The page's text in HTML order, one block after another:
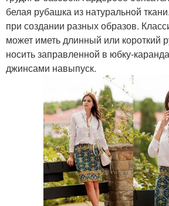
белая рубашка из натуральной
при создании разных образов.
может иметь длинный или короткий
носить заправленной в юбку-
джинсами навыпуск.